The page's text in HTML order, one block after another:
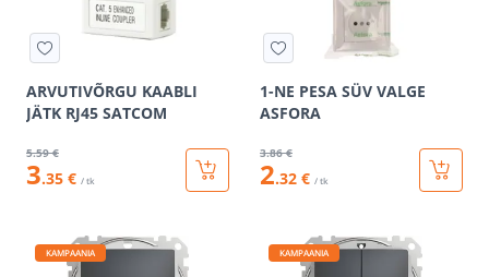
ARVUTIVÕRGU KAABLI
JÄTK RJ45 SATCOM
5.59 €
3.35 € / tk
1-NE PESA SÜV VALGE
ASFORA
3.86 €
2.32 € / tk
KAMPAANIA KAMPAANIA